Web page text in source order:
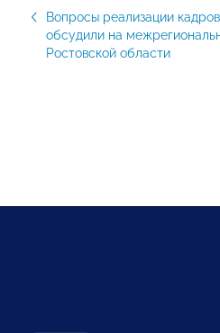
Вопросы реализации
обсудили на
Ростовской области